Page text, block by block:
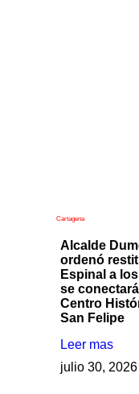
Cartagena
Alcalde
ordenó
Espinal a
se
Centro
San Felipe
Leer mas
julio 30, 2026